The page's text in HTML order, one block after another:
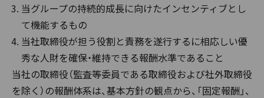
当グループの持続的成長に向けたインセンティブとし
て機能するもの
当社取締役が担う役割と責務を遂行するに相応しい優
秀な人財を確保・維持できる報酬水準であること
当社の取締役（監査等委員である取締役および社外取締役
を除く）の報酬体系は、基本方針の観点から、「固定報酬」、